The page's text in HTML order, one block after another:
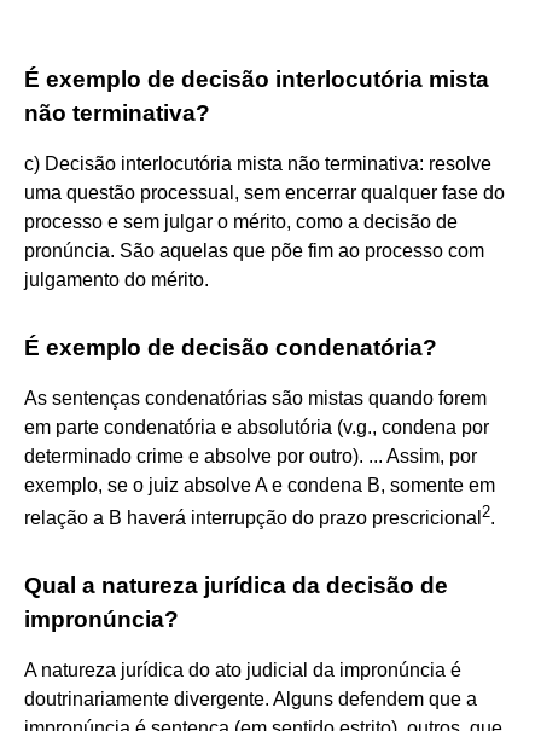
É exemplo de decisão interlocutória mista
não terminativa?
c) Decisão interlocutória mista não terminativa: resolve
uma questão processual, sem encerrar qualquer fase do
processo e sem julgar o mérito, como a decisão de
pronúncia. São aquelas que põe fim ao processo com
julgamento do mérito.
É exemplo de decisão condenatória?
As sentenças condenatórias são mistas quando forem
em parte condenatória e absolutória (v.g., condena por
determinado crime e absolve por outro). ... Assim, por
exemplo, se o juiz absolve A e condena B, somente em
relação a B haverá interrupção do prazo prescricional 2.
Qual a natureza jurídica da decisão de
impronúncia?
A natureza jurídica do ato judicial da impronúncia é
doutrinariamente divergente. Alguns defendem que a